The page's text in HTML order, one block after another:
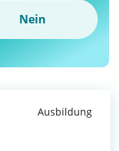
Nein
Ausbildung